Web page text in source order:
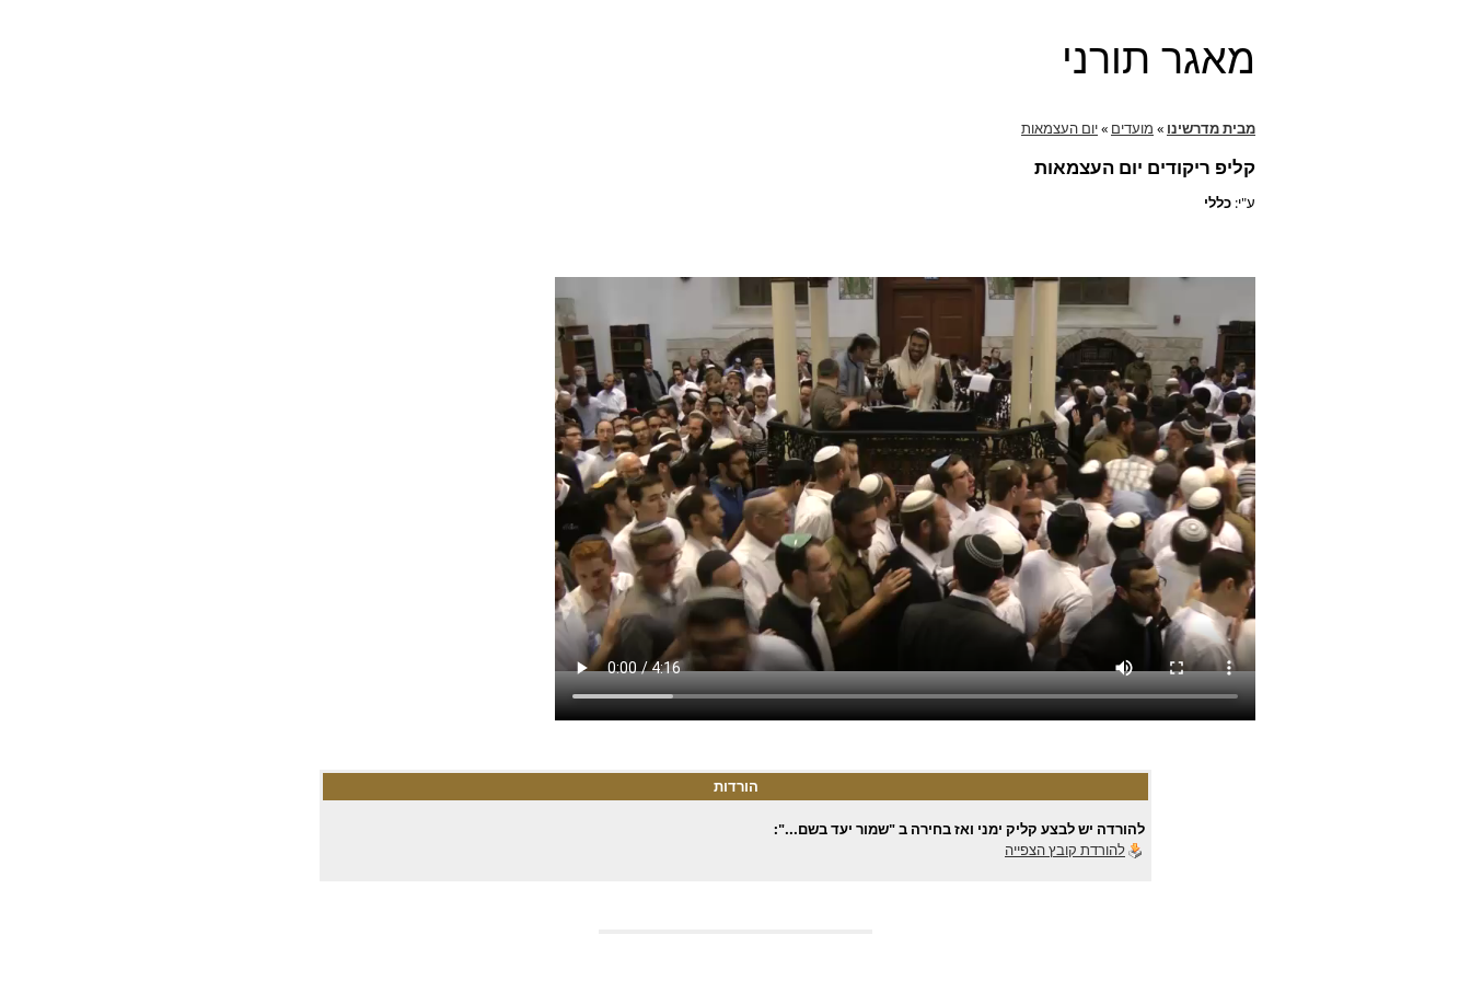
מאגר תורני
מבית מדרשינו » מועדים »יום העצמאות
קליפ ריקודים יום העצמאות
ע"י: כללי
הורדות
להורדה יש לבצע קליק ימני ואז בחירה ב "שמור יעד בשם...":
להורדת קובץ הצפייה